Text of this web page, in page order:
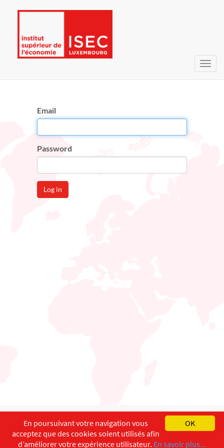
Email
Password
Log in
English Français
Copyright ©ISEC-AdW Impressum
OK
En poursuivant votre navigation vous
acceptez que des cookies soient utilisés afin
d’améliorer votre expérience utilisateur. En savoir plus...